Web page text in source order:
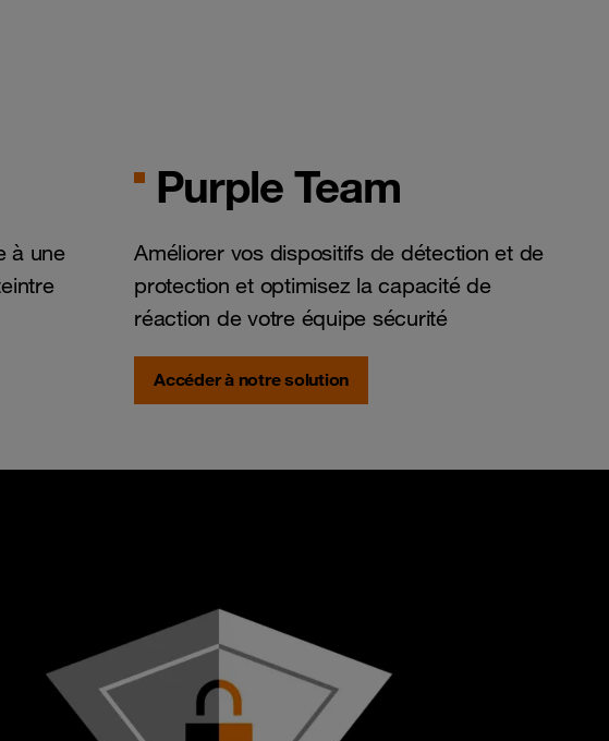
à une
Purple Team
Améliorer vos dispositifs de détection et de
protection et optimisez la capacité de
réaction de votre équipe sécurité
Accéder à notre solution